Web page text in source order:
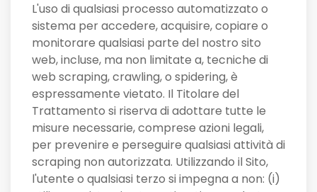
L'uso di qualsiasi processo automatizzato o
sistema per accedere, acquisire, copiare o
monitorare qualsiasi parte del nostro sito
web, incluse, ma non limitate a, tecniche di
web scraping, crawling, o spidering, è
espressamente vietato. Il Titolare del
Trattamento si riserva di adottare tutte le
misure necessarie, comprese azioni legali,
per prevenire e perseguire qualsiasi attività di
scraping non autorizzata. Utilizzando il Sito,
l'utente o qualsiasi terzo si impegna a non: (i)